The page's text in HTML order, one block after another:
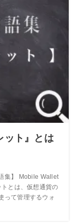
ット』とは
集】 Mobile Wallet
トとは、仮想通貨の
って管理するウォ